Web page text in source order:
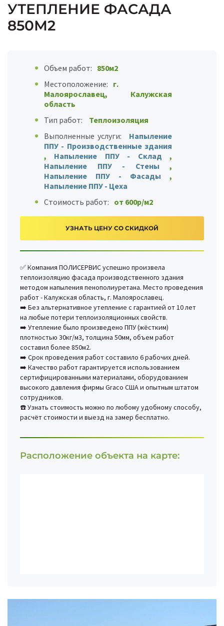
УТЕПЛЕНИЕ ФАСАДА
850М2
Объем работ: 850м2
Местоположение: г.
Малоярославец, Калужская
область
Тип работ:
Теплоизоляция
Выполненные услуги:
Напыление
ППУ - Производственные здания
, Напыление ППУ - Склад ,
Напыление ППУ - Стены ,
Напыление ППУ - Фасады ,
Напыление ППУ - Цеха
Стоимость работ: от 600р/м2
УЗНАТЬ ЦЕНУ СО СКИДКОЙ
✅ Компания ПОЛИСЕРВИС успешно произвела
теплоизоляцию фасада производственного здания
методом напыления пенополиуретана. Место проведения
работ - Калужская область, г. Малоярославец.
➡️ Без альтернативное утепление с гарантией от 10 лет
на любые потери теплоизоляционных свойств.
➡️ Утепление было произведено ППУ (жёстким)
плотностью 30кг/м3, толщина 50мм, объем работ
составил более 850м2.
➡️ Срок проведения работ составило 6 рабочих дней.
➡️ Качество работ гарантируется использованием
сертифицированными материалами, оборудованием
высокого давления фирмы Graco США и опытным штатом
сотрудников.
☎️ Узнать стоимость можно по любому удобному способу,
расчёт стоимости и выезд на замер бесплатно.
Расположение объекта на карте: